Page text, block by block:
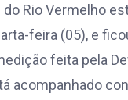
do Rio Vermelho
feira (05), e
feita pela
acompanhado